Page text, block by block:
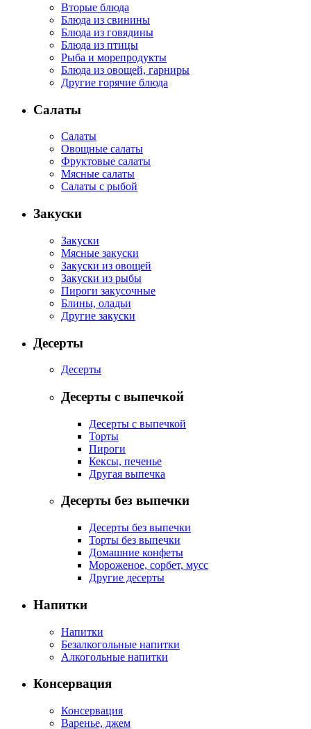
Вторые блюда
Блюда из свинины
Блюда из говядины
Блюда из птицы
Рыба и морепродукты
Блюда из овощей, гарниры
Другие горячие блюда
Салаты
Салаты
Овощные салаты
Фруктовые салаты
Мясные салаты
Салаты с рыбой
Закуски
Закуски
Мясные закуски
Закуски из овощей
Закуски из рыбы
Пироги закусочные
Блины, оладьи
Другие закуски
Десерты
Десерты
Десерты с выпечкой
Десерты с выпечкой
Торты
Пироги
Кексы, печенье
Другая выпечка
Десерты без выпечки
Десерты без выпечки
Торты без выпечки
Домашние конфеты
Мороженое, сорбет, мусс
Другие десерты
Напитки
Напитки
Безалкогольные напитки
Алкогольные напитки
Консервация
Консервация
Варенье, джем